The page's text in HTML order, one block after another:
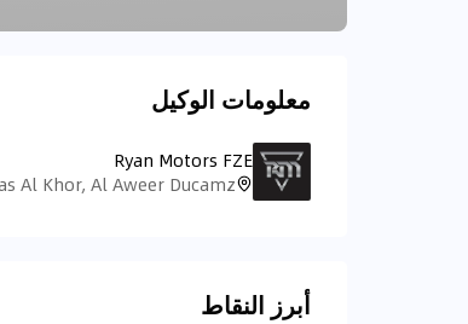
معلومات الوكيل
Ryan Motors FZE
أبرز النقاط